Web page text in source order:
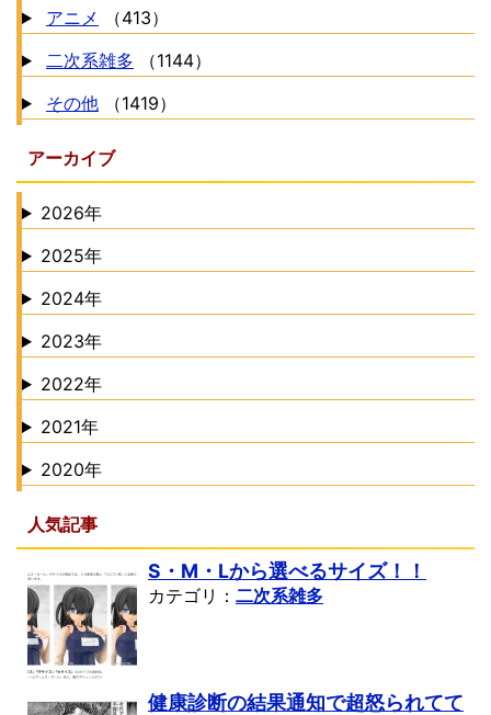
アニメ
（413）
二次系雑多
（1144）
その他
（1419）
アーカイブ
2026年
2025年
2024年
2023年
2022年
2021年
2020年
人気記事
S・M・Lから選べるサイズ！！
カテゴリ： 二次系雑多
健康診断の結果通知で超怒られてて